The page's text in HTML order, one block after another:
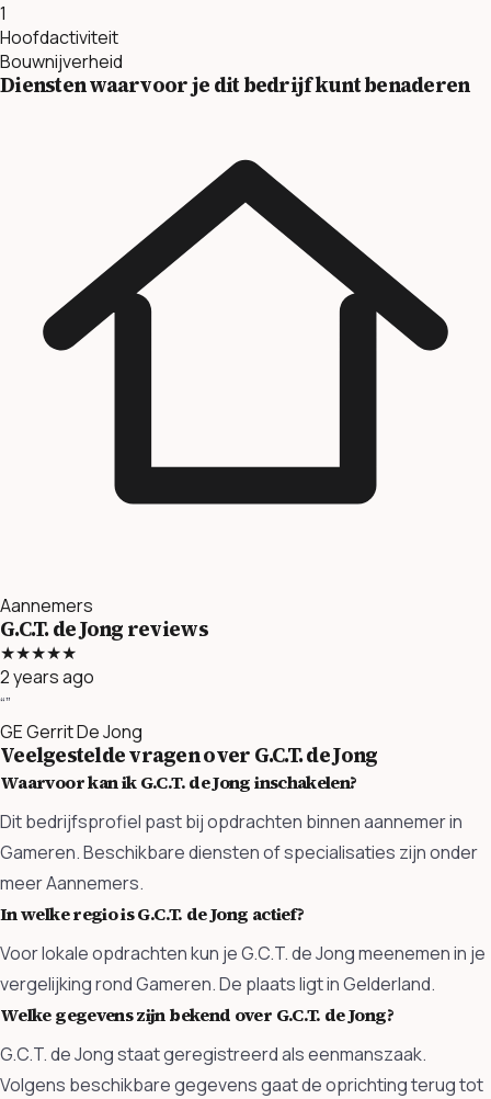
1
Hoofdactiviteit
Bouwnijverheid
Diensten waarvoor je dit bedrijf kunt benaderen
Aannemers
G.C.T. de Jong reviews
★★★★★
2 years ago
“”
GEGerrit De Jong
Veelgestelde vragen over G.C.T. de Jong
Waarvoor kan ik G.C.T. de Jong inschakelen?
Dit bedrijfsprofiel past bij opdrachten binnen aannemer in
Gameren. Beschikbare diensten of specialisaties zijn onder
meer Aannemers.
In welke regio is G.C.T. de Jong actief?
Voor lokale opdrachten kun je G.C.T. de Jong meenemen in je
vergelijking rond Gameren. De plaats ligt in Gelderland.
Welke gegevens zijn bekend over G.C.T. de Jong?
G.C.T. de Jong staat geregistreerd als eenmanszaak.
Volgens beschikbare gegevens gaat de oprichting terug tot